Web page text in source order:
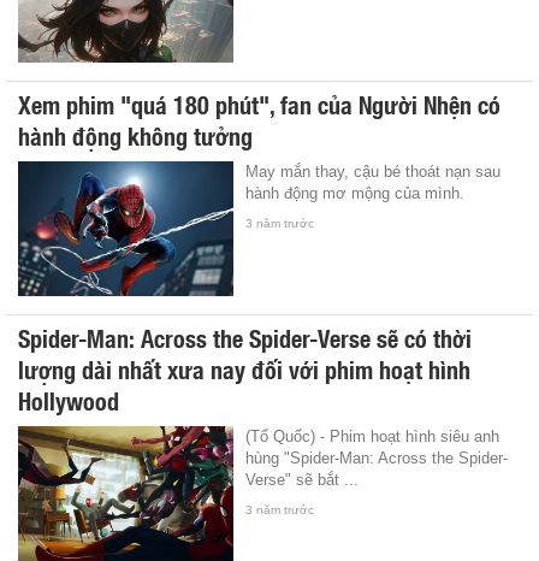
Xem phim "quá 180 phút", fan của Người Nhện có
hành động không tưởng
May mắn thay, cậu bé thoát nạn sau
hành động mơ mộng của mình.
3 năm trước
Spider-Man: Across the Spider-Verse sẽ có thời
lượng dài nhất xưa nay đối với phim hoạt hình
Hollywood
(Tổ Quốc) - Phim hoạt hình siêu anh
hùng "Spider-Man: Across the Spider-
Verse" sẽ bắt ...
3 năm trước